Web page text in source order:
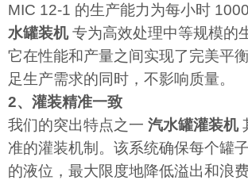
MIC 12-1 的生产能力为每小时
水罐装机专为高效处理中等规模的
它在性能和产量之间实现了完美平
足生产需求的同时，不影响质量。
2、灌装精准一致
我们的突出特点之一 汽水罐灌装机
准的灌装机制。该系统确保每个罐
的液位，最大限度地降低溢出和浪